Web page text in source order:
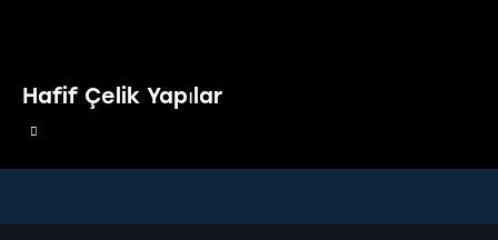
Hafif Çelik Yapılar